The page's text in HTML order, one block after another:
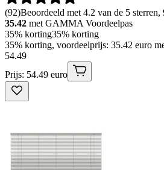
(92)Beoordeeld met 4.2 van de 5
35.42 met GAMMA Voordeelpas
35% korting35% korting
35% korting, voordeelprijs: 35.42 euro
54.49
Prijs: 54.49 euro